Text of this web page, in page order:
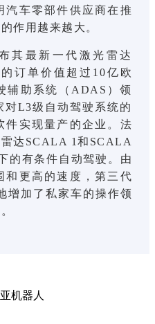
汽车零部件供应商在推
作用越来越大。
其最新一代激光雷达
订单价值超过10亿欧
辅助系统（ADAS）领
L3级自动驾驶系统的
件实现量产的企业。法
达SCALA 1和SCALA
的有条件自动驾驶。由
和更高的速度，第三代
增加了私家车的操作领